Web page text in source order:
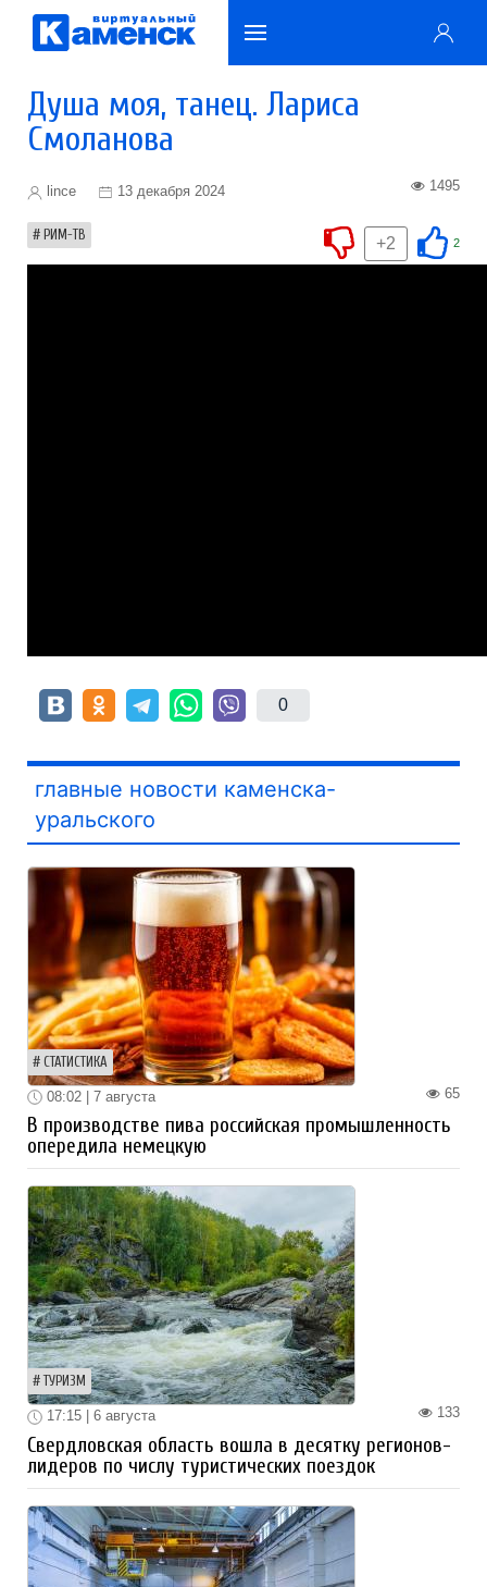
Душа моя, танец. Лариса
Смоланова
lince 13 декабря 2024 1495
РИМ-ТВ 2
+2
0
главные новости каменска-
уральского
СТАТИСТИКА
65
08:02 | 7 августа
В производстве пива российская промышленность
опередила немецкую
ТУРИЗМ
133
17:15 | 6 августа
Свердловская область вошла в десятку регионов-
лидеров по числу туристических поездок